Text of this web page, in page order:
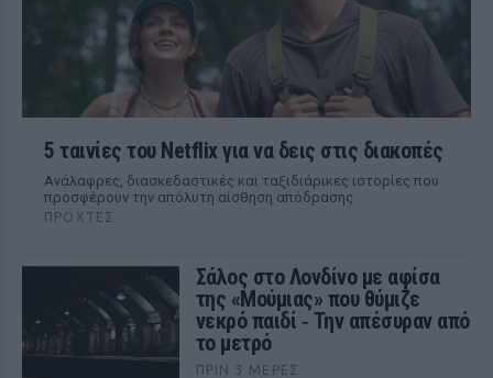
5 ταινίες του Netflix για να δεις στις διακοπές
Aνάλαφρες, διασκεδαστικές και ταξιδιάρικες ιστορίες που
προσφέρουν την απόλυτη αίσθηση απόδρασης
ΠΡΟΧΤΈΣ
Σάλος στο Λονδίνο με αφίσα
της «Μούμιας» που θύμιζε
νεκρό παιδί ‑ Την απέσυραν από
το μετρό
ΠΡΙΝ 3 ΜΈΡΕΣ